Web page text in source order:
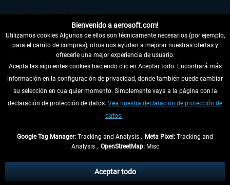
DESISTIR DEL CONTRATO
INFORMACIÓN
tasas de recepción si no se describe lo contrario
** De aplicación a envíos dentro de Alemania. Los plazos de envío para los
Bienvenido a aerosoft.com!
Utilizamos cookies Algunos de ellos son técnicamente necesarios (por ejemplo,
para el carrito de compras), otros nos ayudan a mejorar nuestras ofertas y
ofrecerle una mejor experiencia de usuario.
Acepta las siguientes cookies haciendo clic en Aceptar todo. Encontrará más
información en la configuración de privacidad, donde también puede cambiar
su selección en cualquier momento. Simplemente vaya a la página con la
declaración de protección de datos. Vea nuestra declaración de protección de
datos.
Google Tag Manager: Tracking and Analysis , Meta Pixel: Tracking and
Analysis , OpenStreetMap:Misc
Aceptar todo